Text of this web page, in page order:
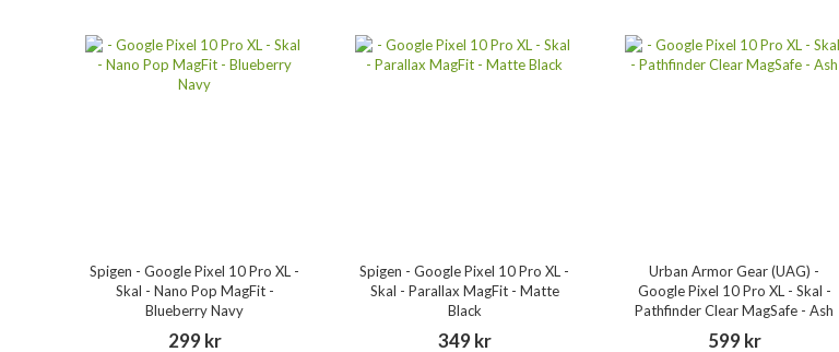
Spigen - Google Pixel 10 Pro XL -
Skal - Nano Pop MagFit -
Blueberry Navy
299 kr
Spigen - Google Pixel 10 Pro XL -
Skal - Parallax MagFit - Matte
Black
349 kr
Urban Armor Gear (UAG) -
Google Pixel 10 Pro XL - Skal -
Pathfinder Clear MagSafe - Ash
599 kr